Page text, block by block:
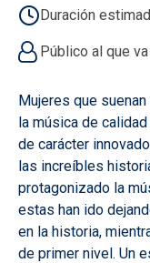
Duración
Público al que
Mujeres que
la música de
de carácter
las increíbles
protagonizado la
estas han ido
en la historia,
de primer nivel. Un